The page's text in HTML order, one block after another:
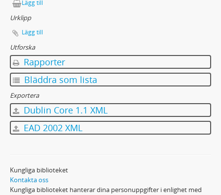
Lägg till
Urklipp
Lägg till
Utforska
Rapporter
Bläddra som lista
Exportera
Dublin Core 1.1 XML
EAD 2002 XML
Kungliga biblioteket
Kontakta oss
Kungliga biblioteket hanterar dina personuppgifter i enlighet med